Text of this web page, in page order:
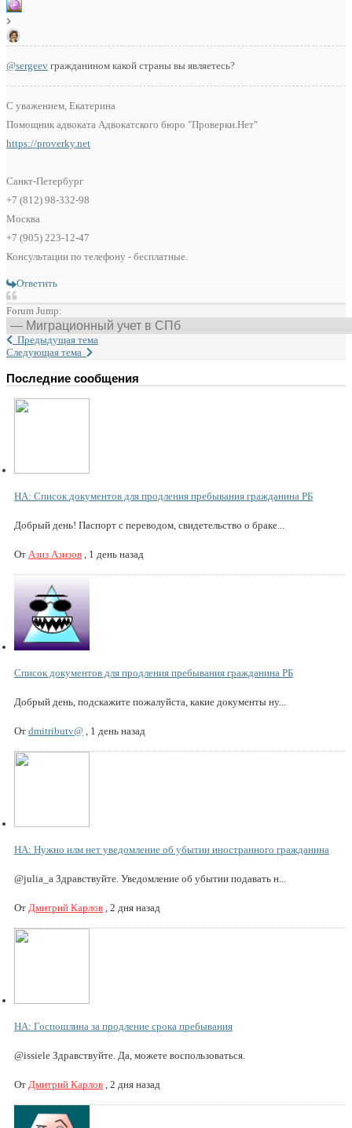
@sergeev гражданином какой страны вы являетесь?
С уважением, Екатерина
Помощник адвоката Адвокатского бюро "Проверки.Нет"
https://proverky.net
Санкт-Петербург
+7 (812) 98-332-98
Москва
+7 (905) 223-12-47
Консультации по телефону - бесплатные.
Ответить
Forum Jump:
Предыдущая тема
Следующая тема
Последние сообщения
НА: Список документов для продления пребывания гражданина РБ
Добрый день! Паспорт с переводом, свидетельство о браке...
От Азиз Азизов , 1 день назад
Список документов для продления пребывания гражданина РБ
Добрый день, подскажите пожалуйста, какие документы ну...
От dmitributv@ , 1 день назад
НА: Нужно илм нет уведомление об убытии иностранного гражданина
@julia_a Здравствуйте. Уведомление об убытии подавать н...
От Дмитрий Карлов , 2 дня назад
НА: Госпошлина за продление срока пребывания
@issiele Здравствуйте. Да, можете воспользоваться.
От Дмитрий Карлов , 2 дня назад